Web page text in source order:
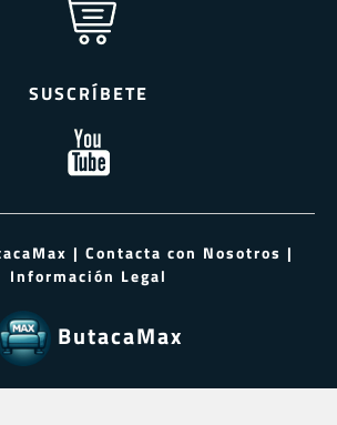
SUSCRÍBETE
| Contacta con Nosotros |
Información Legal
ButacaMax